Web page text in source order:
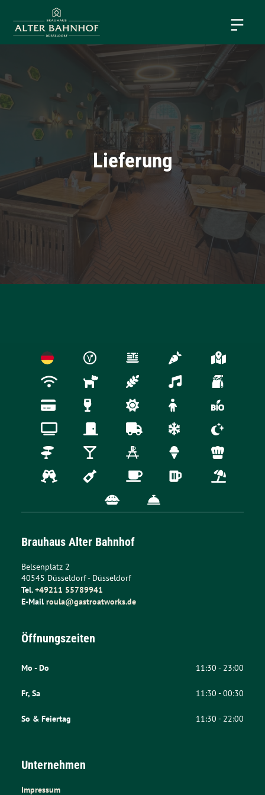
Lieferung
Brauhaus Alter Bahnhof
Belsenplatz 2
40545 Düsseldorf- Düsseldorf
Tel. +49211 55789941
E-Mail roula@gastroatworks.de
Öffnungszeiten
Mo - Do 11:30 - 23:00
Fr, Sa 11:30 - 00:30
So & Feiertag 11:30 - 22:00
Unternehmen
Impressum